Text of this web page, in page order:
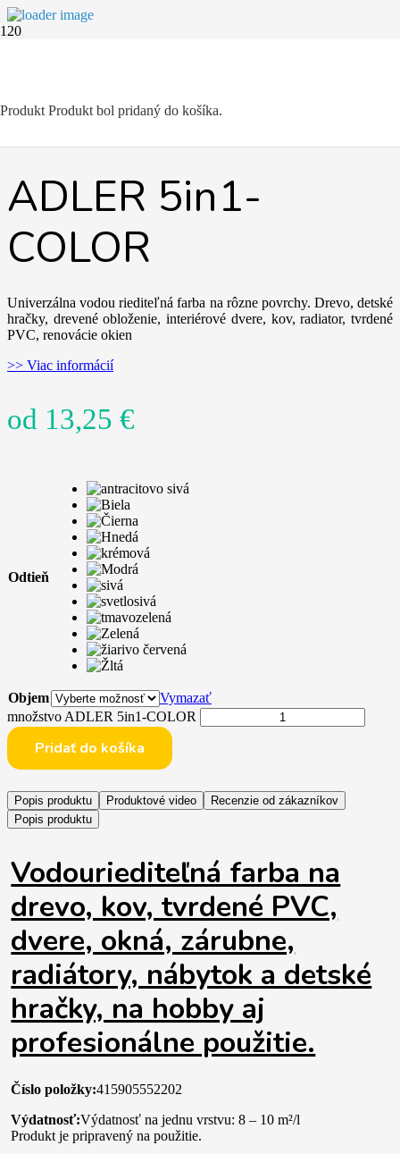
Produkt Produkt bol pridaný do košíka.
ADLER 5in1-
COLOR
Univerzálna vodou riediteľná farba na rôzne povrchy. Drevo, detské
hračky, drevené obloženie, interiérové dvere, kov, radiator, tvrdené
PVC, renovácie okien
>> Viac informácií
od 13,25 €
Odtieň
Objem
Vymazať
množstvo ADLER 5in1-COLOR
Pridať do košíka
Popis produktu Produktové video
Recenzie od zákazníkov
Popis produktu
Vodouriediteľná farba na
drevo, kov, tvrdené PVC,
dvere, okná, zárubne,
radiátory, nábytok a detské
hračky, na hobby aj
profesionálne použitie.
Číslo položky:415905552202
Výdatnosť:Výdatnosť na jednu vrstvu: 8 – 10 m²/l
Produkt je pripravený na použitie.